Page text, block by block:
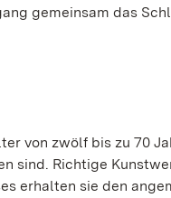
gemeinsam das
von zwölf bis zu 70
sind. Richtige
erhalten sie den